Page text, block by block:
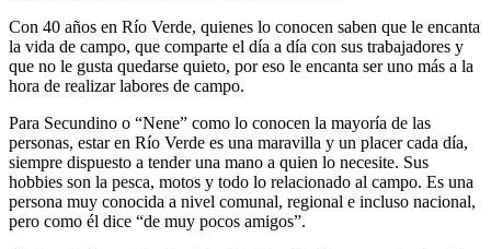
Con 40 años en Río Verde, quienes lo conocen saben que le encanta
la vida de campo, que comparte el día a día con sus trabajadores y
que no le gusta quedarse quieto, por eso le encanta ser uno más a la
hora de realizar labores de campo.
Para Secundino o “Nene” como lo conocen la mayoría de las
personas, estar en Río Verde es una maravilla y un placer cada día,
siempre dispuesto a tender una mano a quien lo necesite. Sus
hobbies son la pesca, motos y todo lo relacionado al campo. Es una
persona muy conocida a nivel comunal, regional e incluso nacional,
pero como él dice “de muy pocos amigos”.